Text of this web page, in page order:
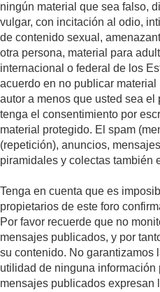
ningún material que sea falso,
vulgar, con incitación al odio,
de contenido sexual,
otra persona, material para
internacional o federal de los
acuerdo en no publicar
autor a menos que usted sea
tenga el consentimiento por
material protegido. El spam
(repetición), anuncios,
piramidales y colectas también
Tenga en cuenta que es
propietarios de este foro
Por favor recuerde que no
mensajes publicados, y por
su contenido. No garantizamos
utilidad de ninguna
mensajes publicados expresan